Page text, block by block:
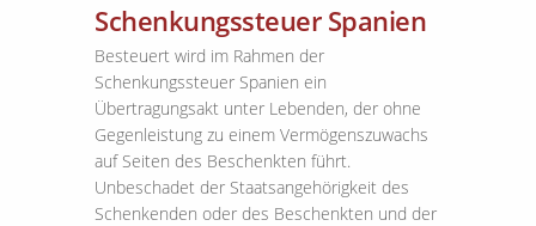
Schenkungssteuer Spanien
Besteuert wird im Rahmen der
Schenkungssteuer Spanien ein
Übertragungsakt unter Lebenden, der ohne
Gegenleistung zu einem Vermögenszuwachs
auf Seiten des Beschenkten führt.
Unbeschadet der Staatsangehörigkeit des
Schenkenden oder des Beschenkten und der